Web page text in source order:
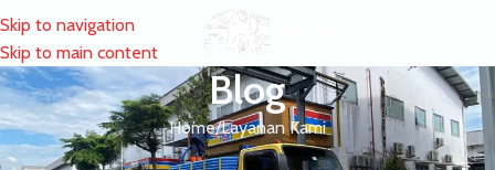
Skip to navigation
Skip to main content
MENU
Blog
Home Layanan Kami
LAYANAN KAMI